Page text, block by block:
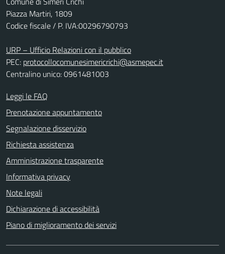
Piazza Martiri, 1809
Codice fiscale / P. IVA:00296790793
URP – Ufficio Relazioni con il pubblico
PEC: protocollocomunesimericrichi@asmepec.it
Centralino unico: 0961481003
Leggi le FAQ
Prenotazione appuntamento
Segnalazione disservizio
Richiesta assistenza
Amministrazione trasparente
Informativa privacy
Note legali
Dichiarazione di accessibilità
Piano di miglioramento dei servizi